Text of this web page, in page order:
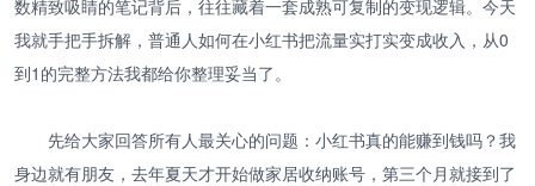
数精致吸睛的笔记背后，往往藏着一套成熟可复制的变现逻辑。今天
我就手把手拆解，普通人如何在小红书把流量实打实变成收入，从0
到1的完整方法我都给你整理妥当了。
先给大家回答所有人最关心的问题：小红书真的能赚到钱吗？我
身边就有朋友，去年夏天才开始做家居收纳账号，第三个月就接到了